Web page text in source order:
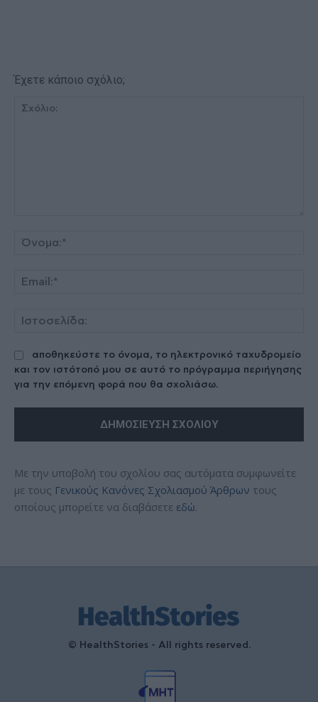
Έχετε κάποιο σχόλιο;
αποθηκεύστε το όνομα, το ηλεκτρονικό ταχυδρομείο
και τον ιστότοπό μου σε αυτό το πρόγραμμα περιήγησης
για την επόμενη φορά που θα σχολιάσω.
Με την υποβολή του σχολίου σας αυτόματα συμφωνείτε
με τους Γενικούς Κανόνες Σχολιασμού Άρθρων τους
οποίους μπορείτε να διαβάσετε εδώ.
© HealthStories - All rights reserved.